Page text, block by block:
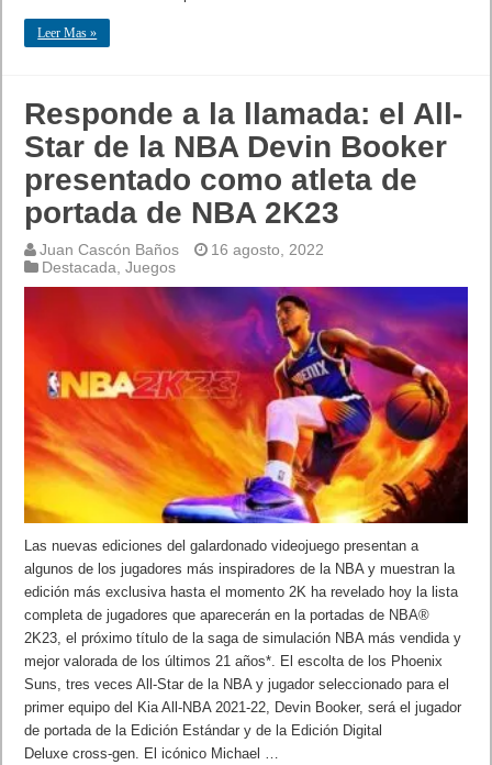
Leer Mas »
Responde a la llamada: el All-
Star de la NBA Devin Booker
presentado como atleta de
portada de NBA 2K23
Juan Cascón Baños
16 agosto, 2022
Destacada,Juegos
Las nuevas ediciones del galardonado videojuego presentan a
algunos de los jugadores más inspiradores de la NBA y muestran la
edición más exclusiva hasta el momento 2K ha revelado hoy la lista
completa de jugadores que aparecerán en la portadas de NBA®
2K23, el próximo título de la saga de simulación NBA más vendida y
mejor valorada de los últimos 21 años*. El escolta de los Phoenix
Suns, tres veces All-Star de la NBA y jugador seleccionado para el
primer equipo del Kia All-NBA 2021-22, Devin Booker, será el jugador
de portada de la Edición Estándar y de la Edición Digital
Deluxe cross-gen. El icónico Michael …